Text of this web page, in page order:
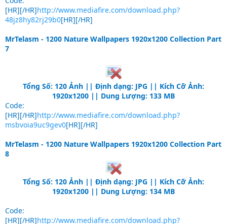
[HR][/HR]http://www.mediafire.com/download.php?
48jz8hy82rj29b0[HR][/HR]
MrTelasm - 1200 Nature Wallpapers 1920x1200 Collection Part
7
Tổng Số: 120 Ảnh || Định dạng: JPG || Kích Cỡ Ảnh:
1920x1200 || Dung Lượng: 133 MB
Code:
[HR][/HR]http://www.mediafire.com/download.php?
msbvoia9uc9gev0[HR][/HR]
MrTelasm - 1200 Nature Wallpapers 1920x1200 Collection Part
8
Tổng Số: 120 Ảnh || Định dạng: JPG || Kích Cỡ Ảnh:
1920x1200 || Dung Lượng: 134 MB
Code:
[HR][/HR]http://www.mediafire.com/download.php?